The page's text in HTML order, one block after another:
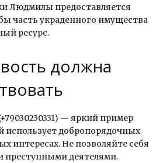
Людмилы предоставляется
часть украденного имущества
ресурс.
должна
— яркий пример
использует добропорядочных
интересах. Не позволяйте себя
преступными деятелями.